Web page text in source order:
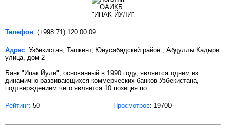
Телефон: (+998 71) 120 00 09
Адрес: Узбекистан, Ташкент, Юнусабадский район , Абдуллы Кадыри
улица, дом 2
Банк "Ипак Йули", основанный в 1990 году, является одним из
динамично развивающихся коммерческих банков Узбекистана,
подтверждением чего является 10 позиция по
Рейтинг: 50 Просмотров: 19700